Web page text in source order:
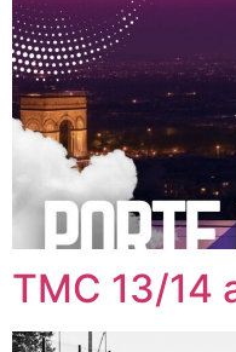
TMC 13/14